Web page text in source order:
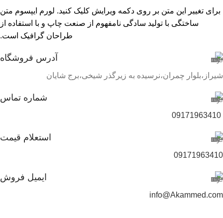
برای تغییر این متن بر روی دکمه ویرایش کلیک کنید. لورم ایپسوم متن
ساختگی با تولید سادگی نامفهوم از صنعت چاپ و با استفاده از
طراحان گرافیک است.
آدرس فروشگاه
شیراز،بلوار چمران،نرسیده به زیرگذر شیخی،برج شایان
شماره تماس
09171963410
استعلام قیمت
09171963410
ایمیل فروش
info@Akammed.com